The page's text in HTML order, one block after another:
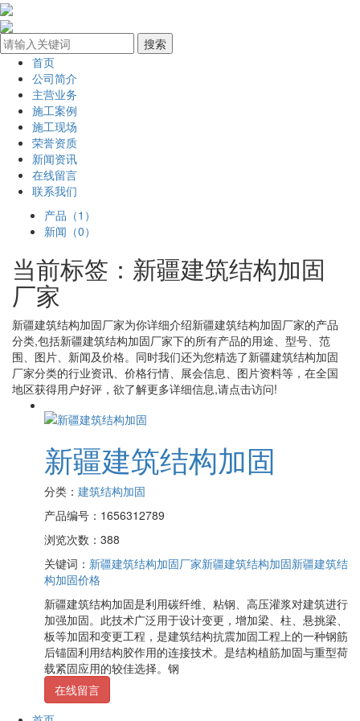
首页
公司简介
主营业务
施工案例
施工现场
荣誉资质
新闻资讯
在线留言
联系我们
产品（1）
新闻（0）
当前标签： 新疆建筑结构加固
厂家
新疆建筑结构加固厂家为你详细介绍新疆建筑结构加固厂家的产品
分类,包括新疆建筑结构加固厂家下的所有产品的用途、型号、范
围、图片、新闻及价格。同时我们还为您精选了新疆建筑结构加固
厂家分类的行业资讯、价格行情、展会信息、图片资料等，在全国
地区获得用户好评，欲了解更多详细信息,请点击访问!
新疆建筑结构加固
分类： 建筑结构加固
产品编号：1656312789
浏览次数：388
关键词： 新疆建筑结构加固厂家新疆建筑结构加固新疆建筑结
构加固价格
新疆建筑结构加固是利用碳纤维、粘钢、高压灌浆对建筑进行
加强加固。此技术广泛用于设计变更，增加梁、柱、悬挑梁、
板等加固和变更工程，是建筑结构抗震加固工程上的一种钢筋
后锚固利用结构胶作用的连接技术。是结构植筋加固与重型荷
载紧固应用的较佳选择。钢
在线留言